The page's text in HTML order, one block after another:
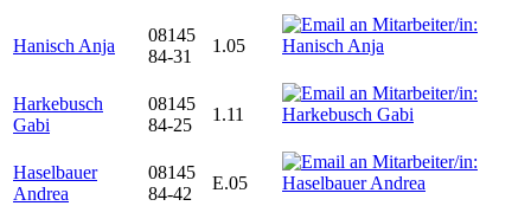
Hanisch Anja
08145
84-31
1.05
Harkebusch
Gabi
08145
84-25
1.11
Haselbauer
Andrea
08145
84-42
E.05